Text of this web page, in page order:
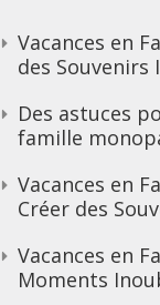
Vacances en
des Souvenirs
Des astuces
famille
Vacances en
Créer des
Vacances en
Moments